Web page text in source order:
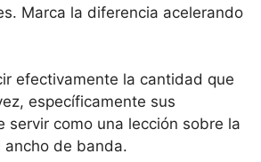
Marca la diferencia acelerando
efectivamente la cantidad que
específicamente sus
servir como una lección sobre la
de banda.